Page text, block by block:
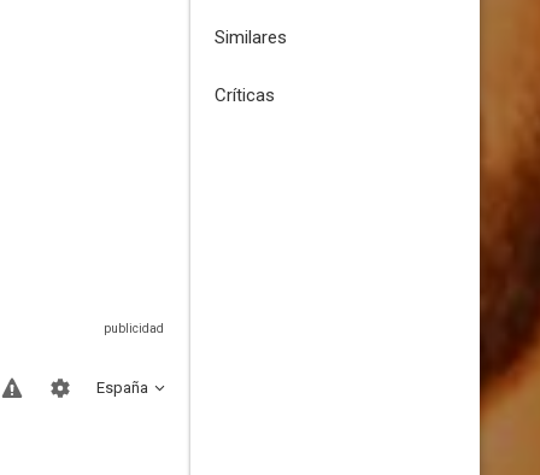
España
Similares
Críticas